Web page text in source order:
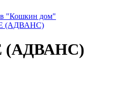
(АДВАНС)
(АДВАНС)